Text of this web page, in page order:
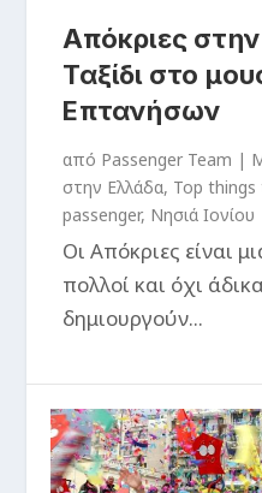
Απόκριες
Ταξίδι στο
Επτανήσων
από Passenger Team |
στην Ελλάδα, Top
passenger, Νησιά Ιονίου
Οι Απόκριες είναι
πολλοί και όχι
δημιουργούν...